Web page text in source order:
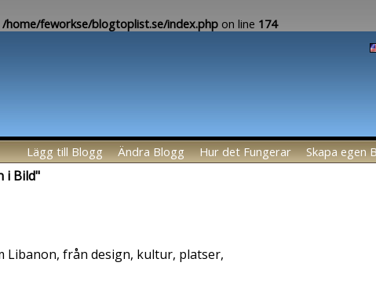
/home/feworkse/blogtoplist.se/index.phpon line 174
Lägg till Blogg Ändra Blogg Hur det Fungerar Skapa egen
i Bild"
Libanon, från design, kultur, platser,